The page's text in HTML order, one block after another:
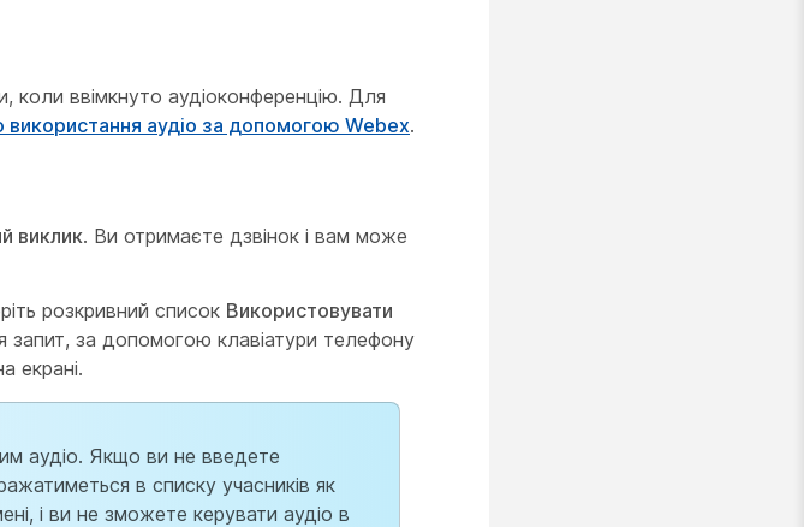
коли ввімкнуто аудіоконференцію. Для
аудіо за допомогою Webex.
виклик. Ви отримаєте дзвінок і вам може
розкривний список Використовувати
запит, за допомогою клавіатури телефону
екрані.
аудіо. Якщо ви не введете
в списку учасників як
і ви не зможете керувати аудіо в